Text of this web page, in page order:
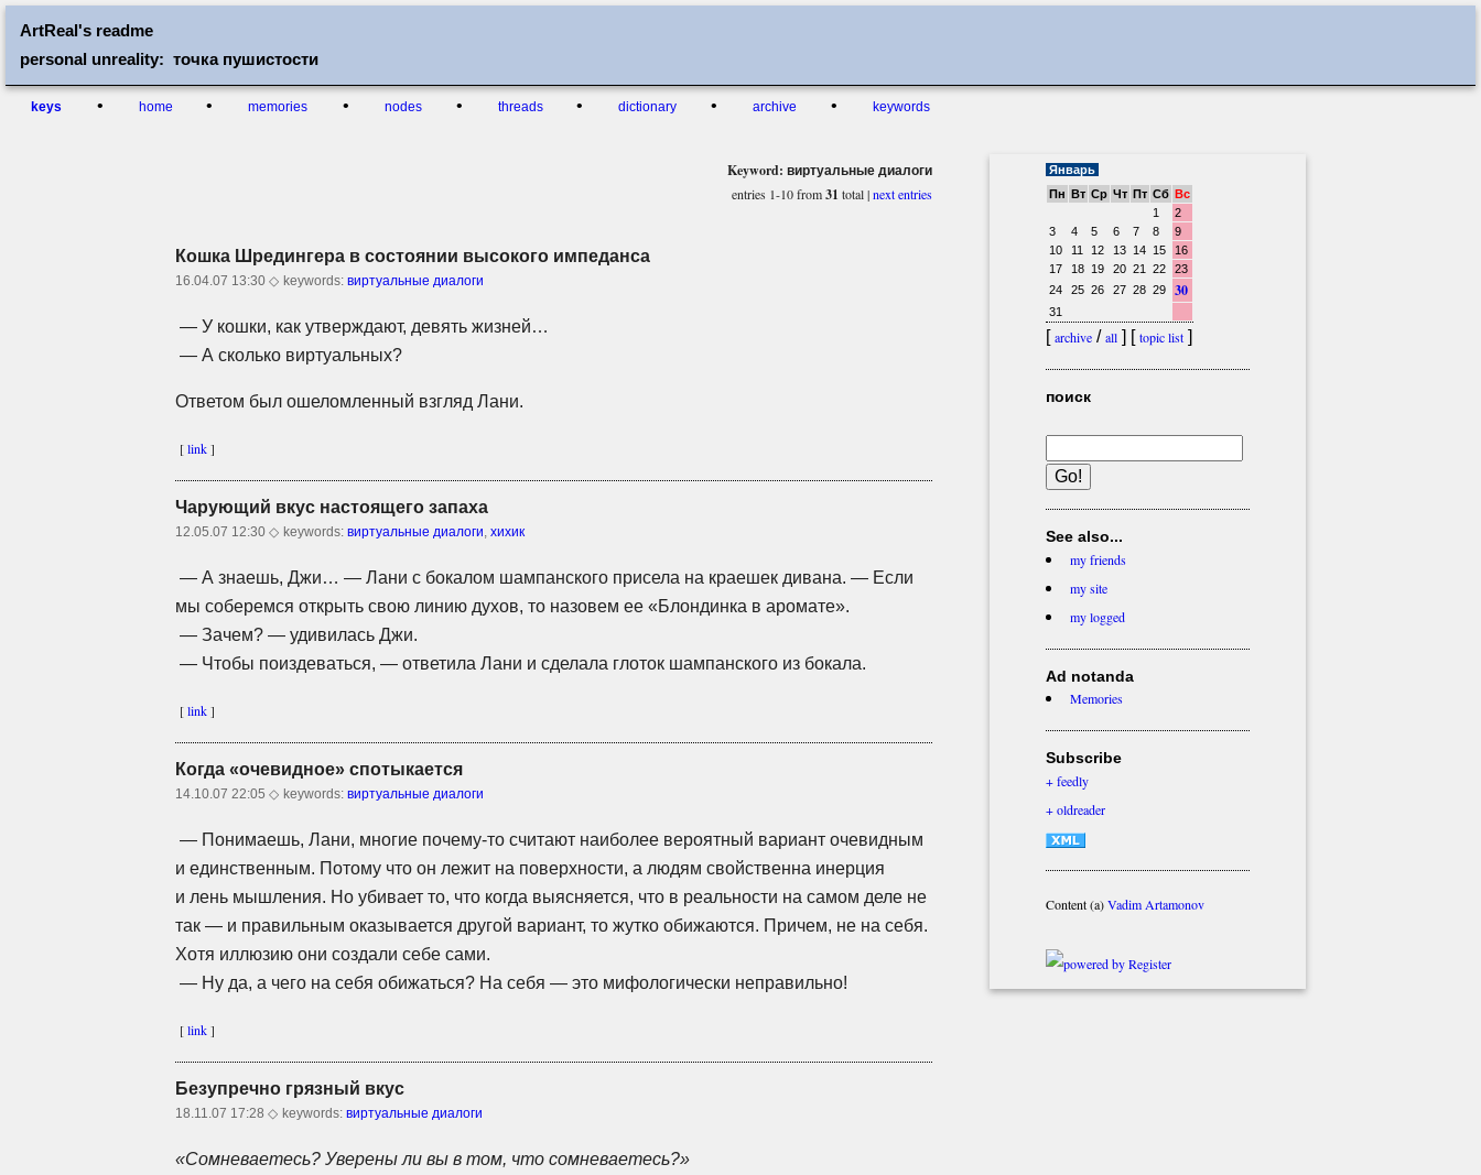
ArtReal's readme
personal unreality: точка пушистости
keys • home • memories • nodes • threads • dictionary • archive • keywords
Keyword: виртуальные диалоги
entries 1-10 from31 total |next entries
Кошка Шредингера в состоянии высокого импеданса
16.04.07 13:30 ◇ keywords: виртуальные диалоги
— У кошки, как утверждают, девять жизней…
— А сколько виртуальных?
Ответом был ошеломленный взгляд Лани.
[link]
Чарующий вкус настоящего запаха
12.05.07 12:30 ◇ keywords: виртуальные диалоги, хихик
— А знаешь, Джи… — Лани с бокалом шампанского присела на краешек дивана. — Если
мы соберемся открыть свою линию духов, то назовем ее «Блондинка в аромате».
— Зачем? — удивилась Джи.
— Чтобы поиздеваться, — ответила Лани и сделала глоток шампанского из бокала.
[link]
Когда «очевидное» спотыкается
14.10.07 22:05 ◇ keywords: виртуальные диалоги
— Понимаешь, Лани, многие почему-то считают наиболее вероятный вариант очевидным
и единственным. Потому что он лежит на поверхности, а людям свойственна инерция
и лень мышления. Но убивает то, что когда выясняется, что в реальности на самом деле не
так — и правильным оказывается другой вариант, то жутко обижаются. Причем, не на себя.
Хотя иллюзию они создали себе сами.
— Ну да, а чего на себя обижаться? На себя — это мифологически неправильно!
[link]
Безупречно грязный вкус
18.11.07 17:28 ◇ keywords: виртуальные диалоги
«Сомневаетесь? Уверены ли вы в том, что сомневаетесь?»
Январь
Пн Вт Ср Чт Пт Сб Вс
1
2
3
4 5 6 7 8
9
10
11 12 13 14 15
16
17
18 19 20 21 22
23
24
25 26 27 28 29 30
31
[archive /all ] [topic list ]
поиск
See also...
my friends
my site
my logged
Ad notanda
Memories
Subscribe
+ feedly
+ oldreader
Content (a)Vadim Artamonov